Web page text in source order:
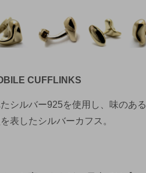
CUFFLINKS
シルバー925を使用し、味のある
表したシルバーカフス。